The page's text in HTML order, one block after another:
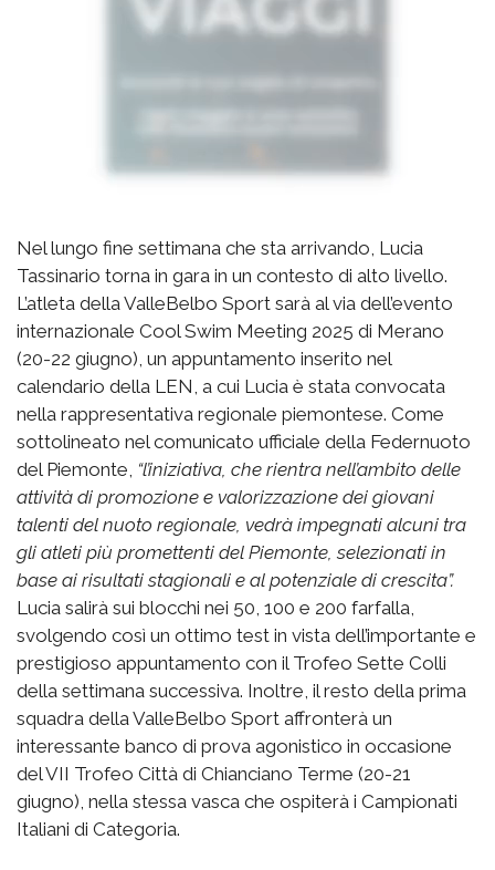
Nel lungo fine settimana che sta arrivando, Lucia
Tassinario torna in gara in un contesto di alto livello.
L’atleta della ValleBelbo Sport sarà al via dell’evento
internazionale Cool Swim Meeting 2025 di Merano
(20-22 giugno), un appuntamento inserito nel
calendario della LEN, a cui Lucia è stata convocata
nella rappresentativa regionale piemontese. Come
sottolineato nel comunicato ufficiale della Federnuoto
del Piemonte, “l’iniziativa, che rientra nell’ambito delle
attività di promozione e valorizzazione dei giovani
talenti del nuoto regionale, vedrà impegnati alcuni tra
gli atleti più promettenti del Piemonte , selezionati in
base ai risultati stagionali e al potenziale di crescita”.
Lucia salirà sui blocchi nei 50, 100 e 200 farfalla,
svolgendo così un ottimo test in vista dell’importante e
prestigioso appuntamento con il Trofeo Sette Colli
della settimana successiva. Inoltre, il resto della prima
squadra della ValleBelbo Sport affronterà un
interessante banco di prova agonistico in occasione
del VII Trofeo Città di Chianciano Terme (20-21
giugno), nella stessa vasca che ospiterà i Campionati
Italiani di Categoria.